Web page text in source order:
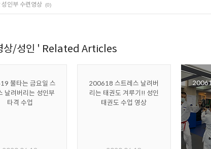
인부 수련영상 (0)
상/성인 ' Related Articles
불타는 금요일 스
날려버리는 성인부
타격 수업
200618 스트레스 날려버
리는 태권도 겨루기!! 성인
태권도 수업 영상